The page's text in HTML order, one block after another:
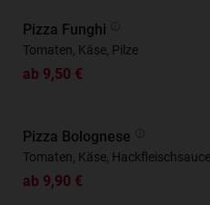
Pizza Funghi
Tomaten, Käse, Pilze
ab 9,50 €
Pizza Bolognese
Tomaten, Käse, Hackfleischsauce
ab 9,90 €